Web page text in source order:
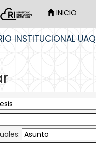
INICIO
INSTITUCIONAL UAQ